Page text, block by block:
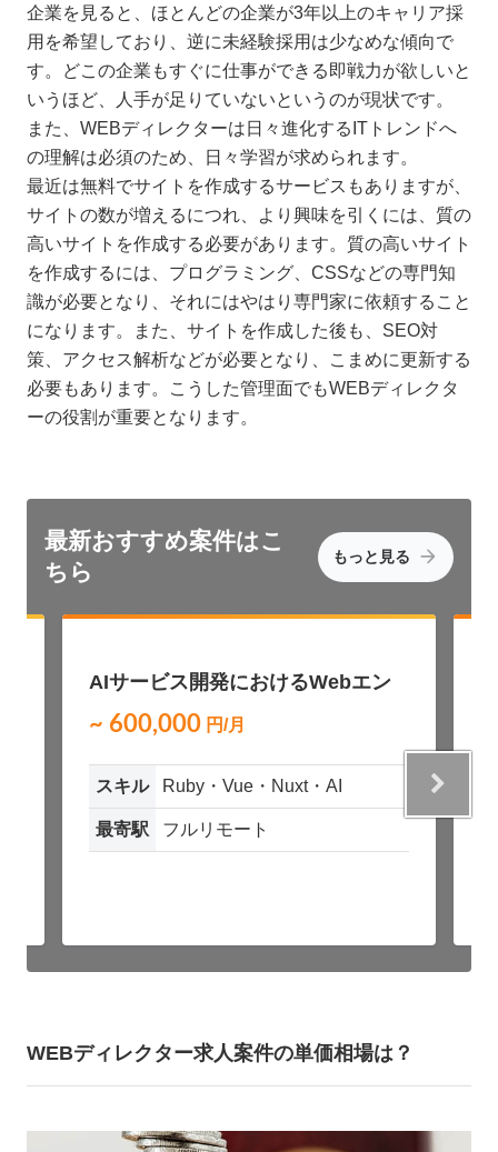
企業を見ると、ほとんどの企業が3年以上のキャリア採
用を希望しており、逆に未経験採用は少なめな傾向で
す。どこの企業もすぐに仕事ができる即戦力が欲しいと
いうほど、人手が足りていないというのが現状です。
また、WEBディレクターは日々進化するITトレンドへ
の理解は必須のため、日々学習が求められます。
最近は無料でサイトを作成するサービスもありますが、
サイトの数が増えるにつれ、より興味を引くには、質の
高いサイトを作成する必要があります。質の高いサイト
を作成するには、プログラミング、CSSなどの専門知
識が必要となり、それにはやはり専門家に依頼すること
になります。また、サイトを作成した後も、SEO対
策、アクセス解析などが必要となり、こまめに更新する
必要もあります。こうした管理面でもWEBディレクタ
ーの役割が重要となります。
最新おすすめ案件はこ
ちら
もっと見る
AIサービス開発におけるWebエン
ジニア募集（Ruby / Vue）
~ 600,000 円/月
スキル Ruby・Vue・Nuxt・AI
最寄駅 フルリモート
WEBディレクター求人案件の単価相場は？